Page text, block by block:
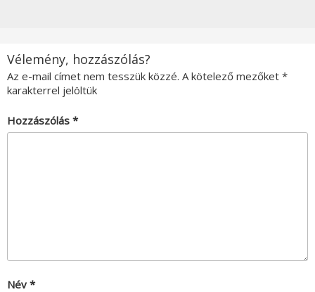
Vélemény, hozzászólás?
Az e-mail címet nem tesszük közzé. A kötelező mezőket *
karakterrel jelöltük
Hozzászólás *
Név *